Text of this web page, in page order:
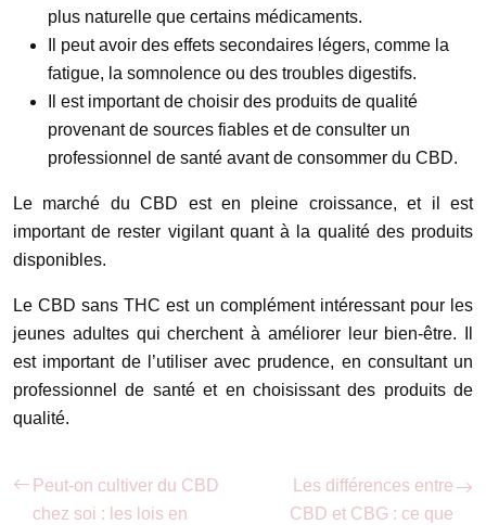
plus naturelle que certains médicaments.
Il peut avoir des effets secondaires légers, comme la
fatigue, la somnolence ou des troubles digestifs.
Il est important de choisir des produits de qualité
provenant de sources fiables et de consulter un
professionnel de santé avant de consommer du CBD.
Le marché du CBD est en pleine croissance, et il est
important de rester vigilant quant à la qualité des produits
disponibles.
Le CBD sans THC est un complément intéressant pour les
jeunes adultes qui cherchent à améliorer leur bien-être. Il
est important de l’utiliser avec prudence, en consultant un
professionnel de santé et en choisissant des produits de
qualité.
Peut-on cultiver du CBD
chez soi : les lois en
Les différences entre
CBD et CBG : ce que